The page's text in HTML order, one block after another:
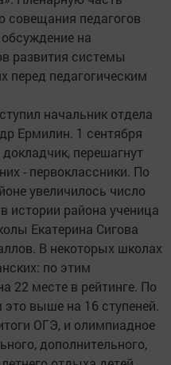
совещания педагогов
на
развития системы
перед педагогическим
начальник отдела
Ермилин. 1 сентября
перешагнут
- первоклассники. По
увеличилось число
истории района ученица
Екатерина Сигова
В некоторых школах
по этим
22 месте в рейтинге. По
выше на 16 ступеней.
ОГЭ, и олимпиадное
дополнительного,